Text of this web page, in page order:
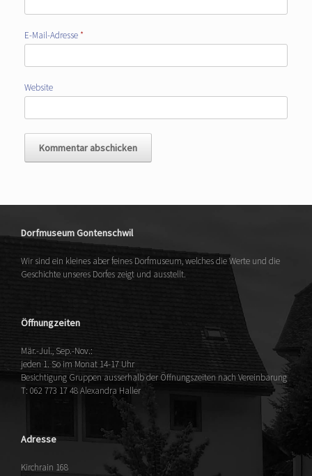
E-Mail-Adresse *
Website
Dorfmuseum Gontenschwil
Wir sind ein kleines aber feines Dorfmuseum, welches die Werte und die
Geschichte unseres Dorfes zeigt und ausstellt.
Öffnungzeiten
Mär.-Jul., Sep.-Nov.:
jeden 1. So im Monat 14-17 Uhr
Besichtigung Gruppen ausserhalb der Öffnungszeiten nach Vereinbarung
T: 062 773 17 48 Alexandra Haller
Adresse
Kirchrain 168